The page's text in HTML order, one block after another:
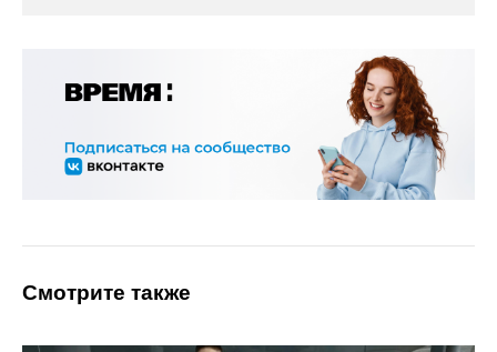
Смотрите также